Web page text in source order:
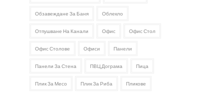
Обзавеждане За Баня Облекло
Отпушване На Канали Офис Офис Стол
Офис Столове Офиси Панели
Панели За Стена ПВЦ Дограма Пица
Плик За Месо Плик За Риба Пликове